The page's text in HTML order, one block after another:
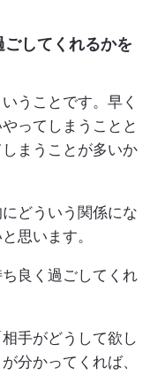
してくれるかを
うことです。早く
ってしまうことと
まうことが多いか
どういう関係にな
思います。
良く過ごしてくれ
手がどうして欲し
分かってくれば、